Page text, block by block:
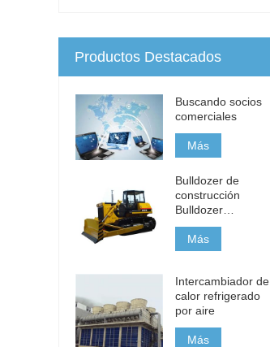
Productos Destacados
Buscando socios
comerciales
Más
Bulldozer de
construcción
Bulldozer
pequeño de 120
HPMás
Intercambiador de
calor refrigerado
por aire
Más